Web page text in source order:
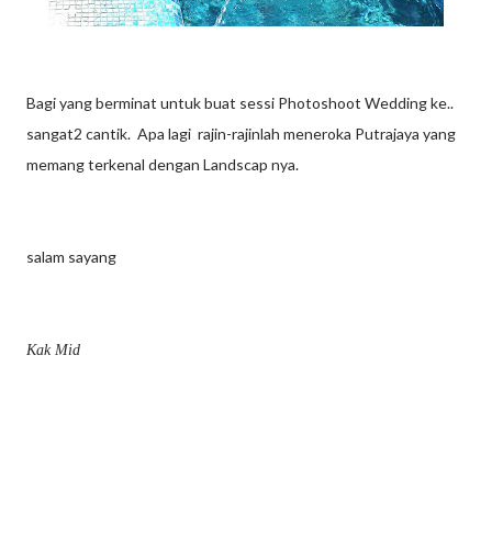
Bagi yang berminat untuk buat sessi Photoshoot Wedding ke..
sangat2 cantik. Apa lagi rajin-rajinlah meneroka Putrajaya yang
memang terkenal dengan Landscap nya.
salam sayang
Kak Mid